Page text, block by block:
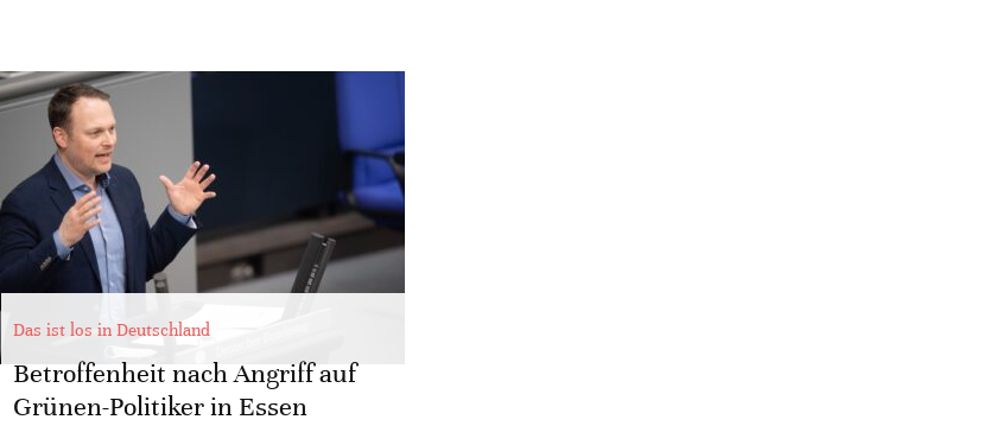
Das ist los in Deutschland
Betroffenheit nach Angriff auf
Grünen-Politiker in Essen